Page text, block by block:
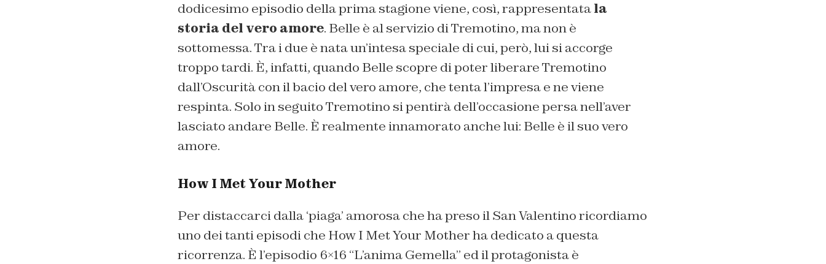
dodicesimo episodio della prima stagione viene, così, rappresentatala
storia del vero amore. Belle è al servizio di Tremotino, ma non è
sottomessa. Tra i due è nata un’intesa speciale di cui, però, lui si accorge
troppo tardi. È, infatti, quando Belle scopre di poter liberare Tremotino
dall’Oscurità con il bacio del vero amore, che tenta l’impresa e ne viene
respinta. Solo in seguito Tremotino si pentirà dell’occasione persa nell’aver
lasciato andare Belle. È realmente innamorato anche lui: Belle è il suo vero
amore.
How I Met Your Mother
Per distaccarci dalla ‘piaga’ amorosa che ha preso il San Valentino ricordiamo
uno dei tanti episodi che How I Met Your Mother ha dedicato a questa
ricorrenza. È l’episodio 6×16 “L’anima Gemella” ed il protagonista è